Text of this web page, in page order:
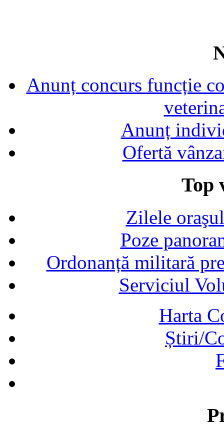
Anunț concurs funcție
Anunț
Ofertă
Top
Zilele
Poze
Ordonanță militară
Serviciul
Harta
Știri/